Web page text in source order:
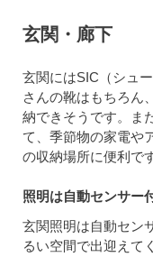
玄関・廊下
玄関にはSIC（シュ
さんの靴はもちろん
納できそうです。ま
て、季節物の家電や
の収納場所に便利で
照明は自動センサー
玄関照明は自動セン
るい空間で出迎えて